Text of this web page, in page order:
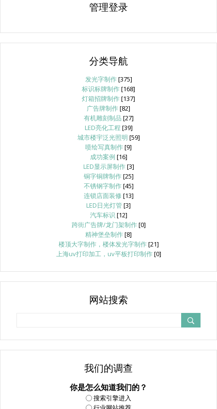
管理登录
分类导航
发光字制作[375]
标识标牌制作[168]
灯箱招牌制作[137]
广告牌制作[82]
有机雕刻制品 [27]
LED亮化工程 [39]
城市楼宇泛光照明 [59]
喷绘写真制作[9]
成功案例 [16]
LED显示屏制作[3]
铜字铜牌制作[25]
不锈钢字制作[45]
连锁店面装修 [13]
LED日光灯管[3]
汽车标识 [12]
跨街广告牌/龙门架制作[0]
精神堡垒制作[8]
楼顶大字制作，楼体发光字制作[21]
上海uv打印加工，uv平板打印制作[0]
网站搜索
我们的调查
你是怎么知道我们的？
搜索引擎进入